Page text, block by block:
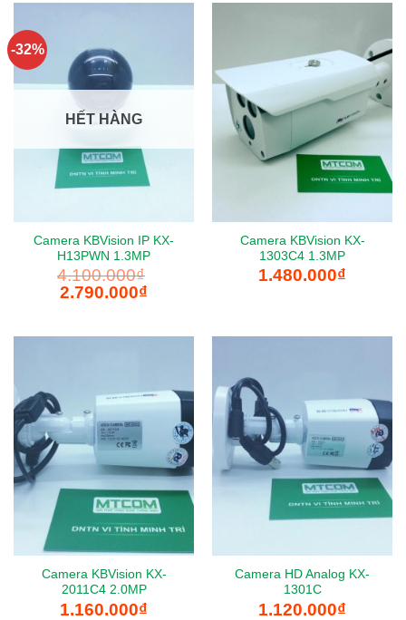
-32%
HẾT HÀNG
Camera KBVision IP KX-
H13PWN 1.3MP
4.100.000₫
Giá
gốc
2.790.000₫
2.790.000₫.
Camera KBVision KX-
1303C4 1.3MP
1.480.000₫
Camera KBVision KX-
2011C4 2.0MP
1.160.000₫
Camera HD Analog KX-
1301C
1.120.000₫